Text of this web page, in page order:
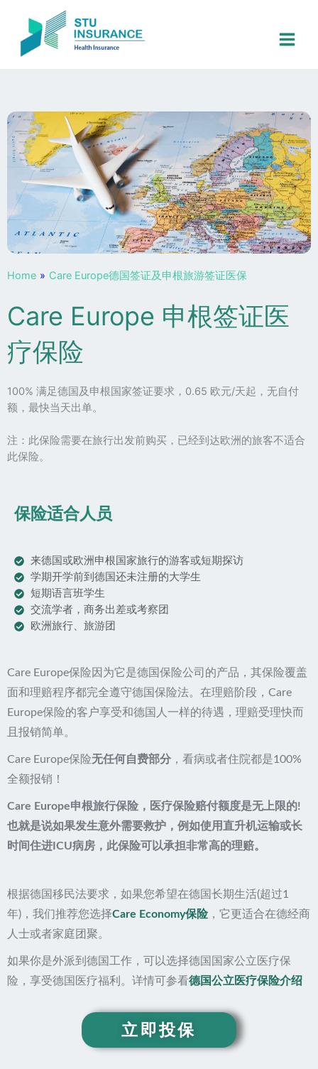
Home » Care Europe德国签证及申根旅游签证医保
Care Europe 申根签证医
疗保险
100% 满足德国及申根国家签证要求，0.65 欧元/天起，无自付
额，最快当天出单。
注：此保险需要在旅行出发前购买，已经到达欧洲的旅客不适合
此保险。
保险适合人员
来德国或欧洲申根国家旅行的游客或短期探访
学期开学前到德国还未注册的大学生
短期语言班学生
交流学者，商务出差或考察团
欧洲旅行、旅游团
Care Europe保险因为它是德国保险公司的产品，其保险覆盖
面和理赔程序都完全遵守德国保险法。在理赔阶段，Care
Europe保险的客户享受和德国人一样的待遇，理赔受理快而
且报销简单。
Care Europe保险无任何自费部分 ，看病或者住院都是100%
全额报销！
Care Europe申根旅行保险，医疗保险赔付额度是无上限的!
也就是说如果发生意外需要救护，例如使用直升机运输或长
时间住进ICU病房，此保险可以承担非常高的理赔。
根据德国移民法要求，如果您希望在德国长期生活(超过1
年)，我们推荐您选择Care Economy保险，它更适合在德经商
人士或者家庭团聚。
如果你是外派到德国工作，可以选择德国国家公立医疗保
险，享受德国医疗福利。详情可参看德国公立医疗保险介绍
立即投保